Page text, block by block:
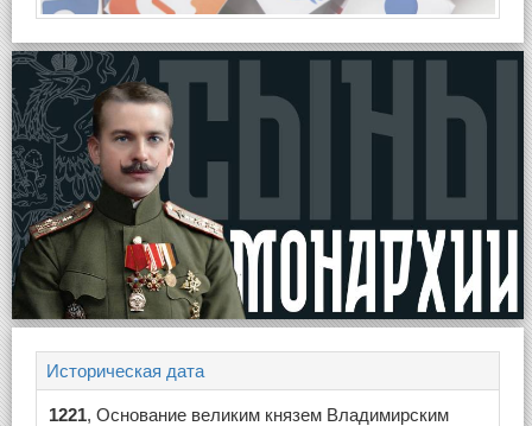
Историческая дата
1221, Основание великим князем Владимирским